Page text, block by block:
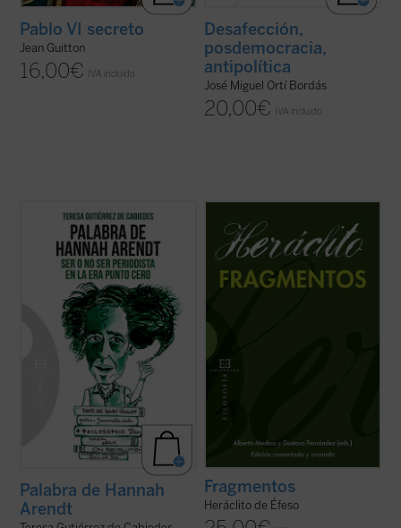
Pablo VI secreto
Jean Guitton
16,00€ IVA incluido
Desafección,
posdemocracia,
antipolítica
José Miguel Ortí Bordás
20,00€ IVA incluido
Ilustración de portada: Hervé Alústiza.
Sofía es una universitaria en crisis que se
está planteando dejar la carrera de
Económicas y Derecho a pesar de sus
brillantes calificaciones. Tras ver una
película sobre la filósofa y ...(ver ficha)
Palabra de Hannah
Arendt
bilingüe de losFragmentos
de Heráclito es
hacer accesible la filosofía del pensador
jonio a lectores no especialistas. Para ello,
se abordan los problemas elementales,
tanto filológicos como ...(ver ficha)
Fragmentos
Heráclito de Éfeso